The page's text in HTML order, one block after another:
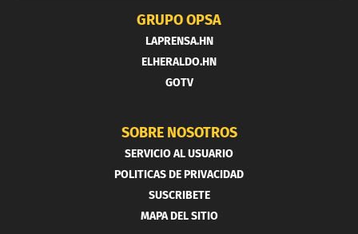
GRUPO OPSA
LAPRENSA.HN
ELHERALDO.HN
GOTV
SOBRE NOSOTROS
SERVICIO AL USUARIO
POLITICAS DE PRIVACIDAD
SUSCRIBETE
MAPA DEL SITIO